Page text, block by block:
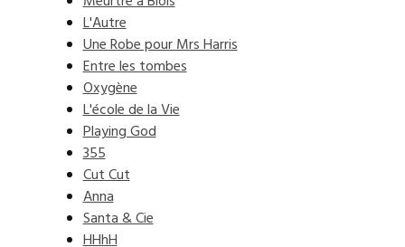
L'Autre
Une Robe pour Mrs Harris
Entre les tombes
Oxygène
L'école de la Vie
Playing God
355
Cut Cut
Anna
Santa & Cie
HHhH